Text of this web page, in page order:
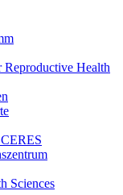
Reproductive Health
Sciences